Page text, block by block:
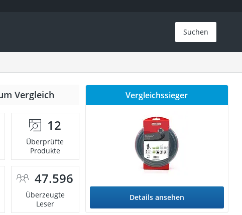
Suchen
Vergleich
12
Überprüfte
Produkte
47.596
Überzeugte
Leser
Vergleichssieger
Details ansehen